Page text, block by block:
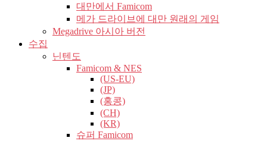
대만에서 Famicom
메가 드라이브에 대만 원래의 게임
Megadrive 아시아 버전
수집
닌텐도
Famicom & NES
(US-EU)
(JP)
(홍콩)
(CH)
(KR)
슈퍼 Famicom